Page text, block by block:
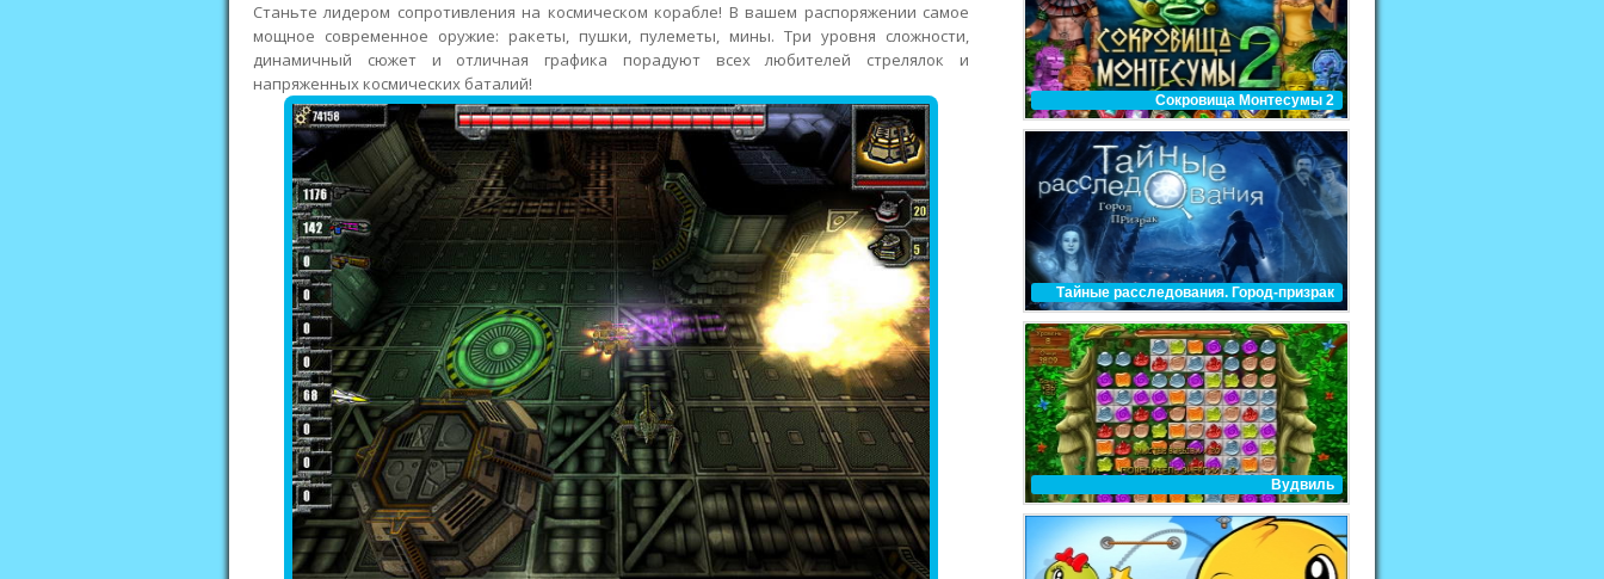
Станьте лидером сопротивления на космическом корабле! В вашем распоряжении самое
мощное современное оружие: ракеты, пушки, пулеметы, мины. Три уровня сложности,
динамичный сюжет и отличная графика порадуют всех любителей стрелялок и
напряженных космических баталий!
Сокровища Монтесумы 2
Тайные расследования. Город-призрак
Вудвиль